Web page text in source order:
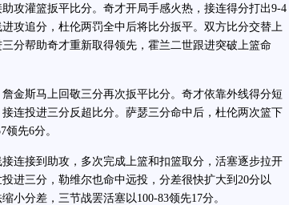
灌篮扳平比分。奇才开局手感火热，接连得分打出9-4
攻追分，杜伦两罚全中后将比分扳平。双方比分交替上
分帮助奇才重新取得领先，霍兰二世跟进突破上篮命
斯马上回敬三分再次扳平比分。奇才依靠外线得分短
连投进三分反超比分。萨瑟三分命中后，杜伦两次篮下
先6分。
接到助攻，多次完成上篮和扣篮取分，活塞逐步拉开
进三分，勒维尔也命中远投，分差很快扩大到20分以
小分差，三节战罢活塞以100-83领先17分。